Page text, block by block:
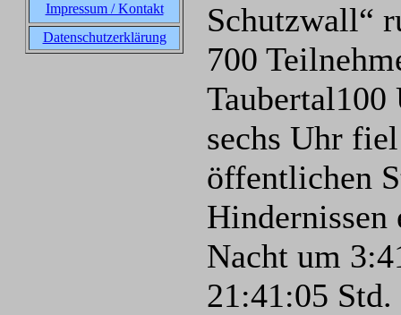
Impressum / Kontakt
Datenschutzerklärung
Schutzwall“
700
sechs Uhr
öffentlichen
Nacht um
21:41:05